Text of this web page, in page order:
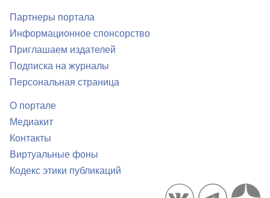
Партнеры портала
Информационное спонсорство
Приглашаем издателей
Подписка на журналы
Персональная страница
О портале
Медиакит
Контакты
Виртуальные фоны
Кодекс этики публикаций